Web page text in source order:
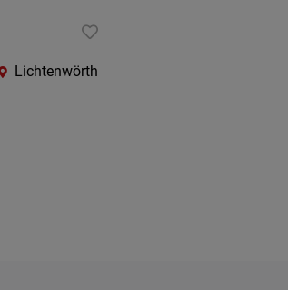
Lichtenwörth